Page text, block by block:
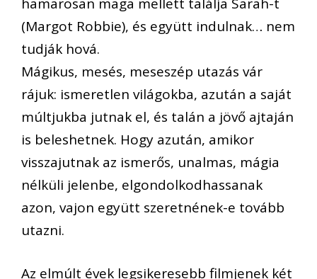
(Margot Robbie), és együtt indulnak… nem
tudják hová.
Mágikus, mesés, meseszép utazás vár
rájuk: ismeretlen világokba, azután a saját
múltjukba jutnak el, és talán a jövő ajtaján
is beleshetnek. Hogy azután, amikor
visszajutnak az ismerős, unalmas, mágia
nélküli jelenbe, elgondolkodhassanak
azon, vajon együtt szeretnének-e tovább
utazni.
Az elmúlt évek legsikeresebb filmjenek két